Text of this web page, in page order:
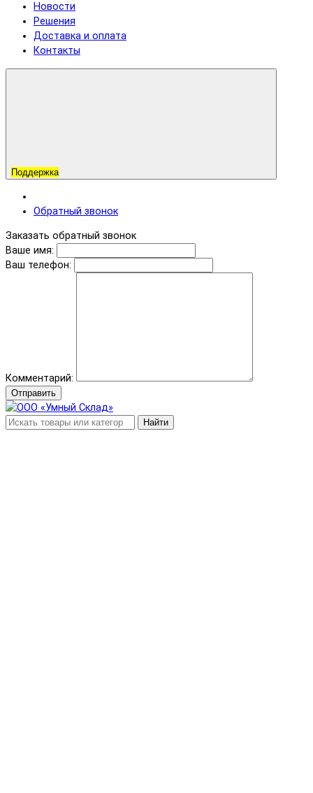
Новости
Решения
Доставка и оплата
Контакты
Поддержка
Обратный звонок
Заказать обратный звонок
Ваше имя:
Ваш телефон:
Комментарий:
Отправить
Найти